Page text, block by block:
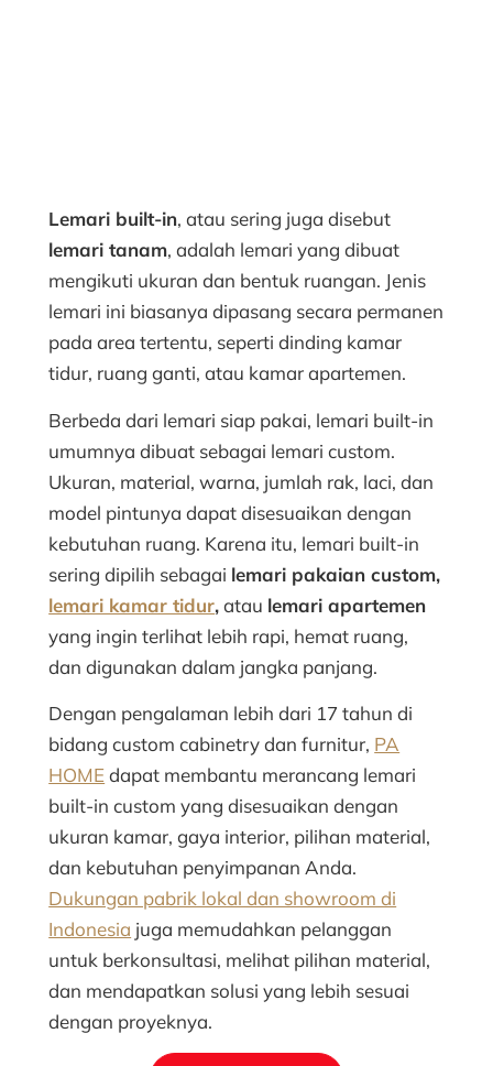
Lemari built-in, atau sering juga disebut
lemari tanam, adalah lemari yang dibuat
mengikuti ukuran dan bentuk ruangan. Jenis
lemari ini biasanya dipasang secara permanen
pada area tertentu, seperti dinding kamar
tidur, ruang ganti, atau kamar apartemen.
Berbeda dari lemari siap pakai, lemari built-in
umumnya dibuat sebagai lemari custom.
Ukuran, material, warna, jumlah rak, laci, dan
model pintunya dapat disesuaikan dengan
kebutuhan ruang. Karena itu, lemari built-in
sering dipilih sebagai lemari pakaian custom,
lemari kamar tidur,atau lemari apartemen
yang ingin terlihat lebih rapi, hemat ruang,
dan digunakan dalam jangka panjang.
Dengan pengalaman lebih dari 17 tahun di
bidang custom cabinetry dan furnitur, PA
HOMEdapat membantu merancang lemari
built-in custom yang disesuaikan dengan
ukuran kamar, gaya interior, pilihan material,
dan kebutuhan penyimpanan Anda.
Dukungan pabrik lokal dan showroom di
Indonesia juga memudahkan pelanggan
untuk berkonsultasi, melihat pilihan material,
dan mendapatkan solusi yang lebih sesuai
dengan proyeknya.